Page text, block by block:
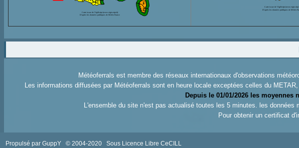
Météoferrals est membre des réseaux internationaux d'observations
Les informations diffusées par Météoferrals sont en heure locale exceptées celles du
Depuis le 01/01/2026 les moyennes
L'ensemble du site n'est pas actualisé toutes les 5 minutes. les
Pour obtenir un certificat
Propulsé par GuppY © 2004-2020 Sous Licence Libre CeCILL